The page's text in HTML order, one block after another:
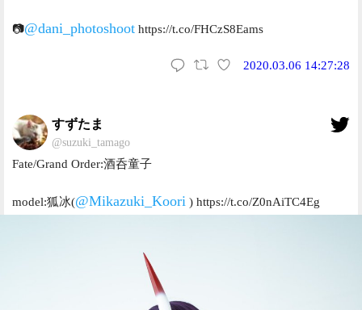
📷@dani_photoshoot https://t.co/FHCzS8Eams
2020.03.06 14:27:28
すずたま
@suzuki_tamago
Fate/Grand Order:酒呑童子
model:狐冰(@Mikazuki_Koori ) https://t.co/Z0nAiTC4Eg